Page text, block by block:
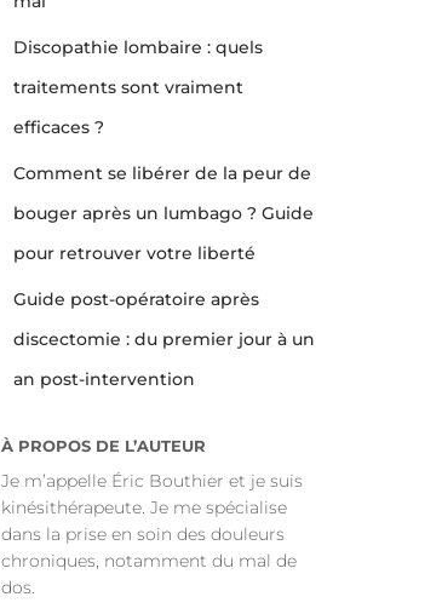
Discopathie lombaire : quels
traitements sont vraiment
efficaces ?
Comment se libérer de la peur de
bouger après un lumbago ? Guide
pour retrouver votre liberté
Guide post-opératoire après
discectomie : du premier jour à un
an post-intervention
À PROPOS DE L’AUTEUR
Je m’appelle Éric Bouthier et je suis
kinésithérapeute. Je me spécialise
dans la prise en soin des douleurs
chroniques, notamment du mal de
dos.